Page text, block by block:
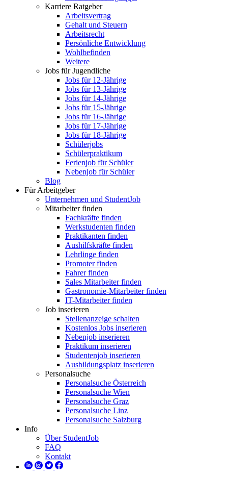
Karriere Ratgeber
Arbeitsvertrag
Gehalt und Steuern
Arbeitsrecht
Persönliche Entwicklung
Wohlbefinden
Weitere
Jobs für Jugendliche
Jobs für 12-Jährige
Jobs für 13-Jährige
Jobs für 14-Jährige
Jobs für 15-Jährige
Jobs für 16-Jährige
Jobs für 17-Jährige
Jobs für 18-Jährige
Schülerjobs
Schülerpraktikum
Ferienjob für Schüler
Nebenjob für Schüler
Blog
Für Arbeitgeber
Unternehmen und StudentJob
Mitarbeiter finden
Fachkräfte finden
Werkstudenten finden
Praktikanten finden
Aushilfskräfte finden
Lehrlinge finden
Promoter finden
Fahrer finden
Sales Mitarbeiter finden
Gastronomie-Mitarbeiter finden
IT-Mitarbeiter finden
Job inserieren
Stellenanzeige schalten
Kostenlos Jobs inserieren
Nebenjob inserieren
Praktikum inserieren
Studentenjob inserieren
Ausbildungsplatz inserieren
Personalsuche
Personalsuche Österreich
Personalsuche Wien
Personalsuche Graz
Personalsuche Linz
Personalsuche Salzburg
Info
Über StudentJob
FAQ
Kontakt